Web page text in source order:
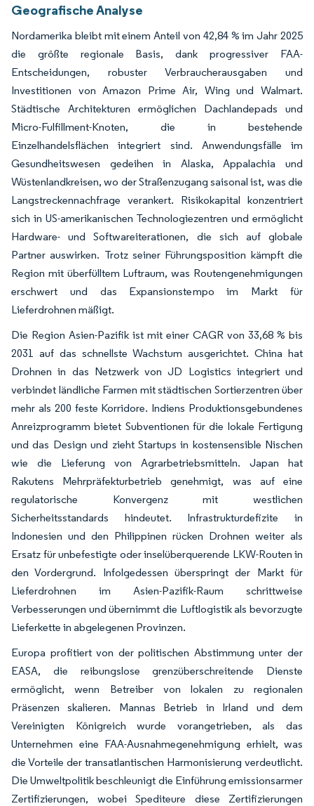
Geografische Analyse
Nordamerika bleibt mit einem Anteil von 42,84 % im Jahr 2025
die größte regionale Basis, dank progressiver FAA-
Entscheidungen, robuster Verbraucherausgaben und
Investitionen von Amazon Prime Air, Wing und Walmart.
Städtische Architekturen ermöglichen Dachlandepads und
Micro-Fulfillment-Knoten, die in bestehende
Einzelhandelsflächen integriert sind. Anwendungsfälle im
Gesundheitswesen gedeihen in Alaska, Appalachia und
Wüstenlandkreisen, wo der Straßenzugang saisonal ist, was die
Langstreckennachfrage verankert. Risikokapital konzentriert
sich in US-amerikanischen Technologiezentren und ermöglicht
Hardware- und Softwareiterationen, die sich auf globale
Partner auswirken. Trotz seiner Führungsposition kämpft die
Region mit überfülltem Luftraum, was Routengenehmigungen
erschwert und das Expansionstempo im Markt für
Lieferdrohnen mäßigt.
Die Region Asien-Pazifik ist mit einer CAGR von 33,68 % bis
2031 auf das schnellste Wachstum ausgerichtet. China hat
Drohnen in das Netzwerk von JD Logistics integriert und
verbindet ländliche Farmen mit städtischen Sortierzentren über
mehr als 200 feste Korridore. Indiens Produktionsgebundenes
Anreizprogramm bietet Subventionen für die lokale Fertigung
und das Design und zieht Startups in kostensensible Nischen
wie die Lieferung von Agrarbetriebsmitteln. Japan hat
Rakutens Mehrpräfekturbetrieb genehmigt, was auf eine
regulatorische Konvergenz mit westlichen
Sicherheitsstandards hindeutet. Infrastrukturdefizite in
Indonesien und den Philippinen rücken Drohnen weiter als
Ersatz für unbefestigte oder inselüberquerende LKW-Routen in
den Vordergrund. Infolgedessen überspringt der Markt für
Lieferdrohnen im Asien-Pazifik-Raum schrittweise
Verbesserungen und übernimmt die Luftlogistik als bevorzugte
Lieferkette in abgelegenen Provinzen.
Europa profitiert von der politischen Abstimmung unter der
EASA, die reibungslose grenzüberschreitende Dienste
ermöglicht, wenn Betreiber von lokalen zu regionalen
Präsenzen skalieren. Mannas Betrieb in Irland und dem
Vereinigten Königreich wurde vorangetrieben, als das
Unternehmen eine FAA-Ausnahmegenehmigung erhielt, was
die Vorteile der transatlantischen Harmonisierung verdeutlicht.
Die Umweltpolitik beschleunigt die Einführung emissionsarmer
Zertifizierungen, wobei Spediteure diese Zertifizierungen